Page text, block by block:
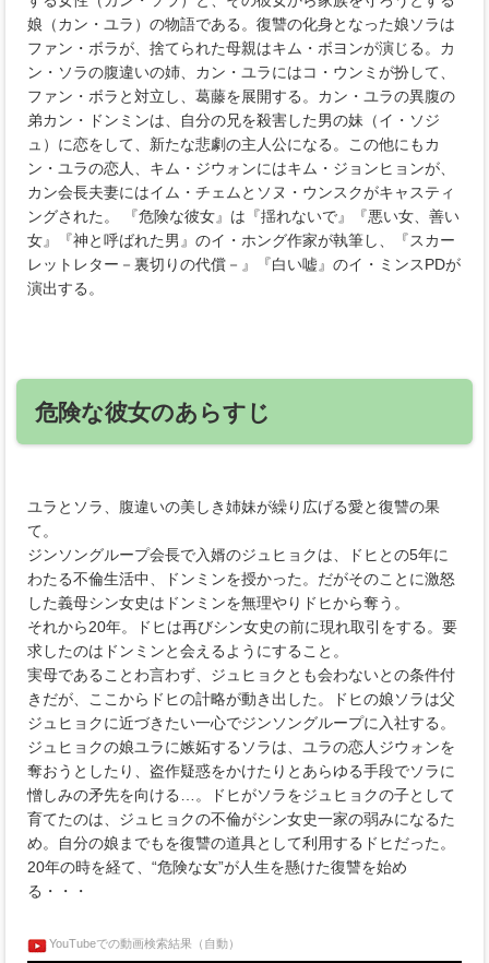
娘（カン・ユラ）の物語である。復讐の化身となった娘ソラは
ファン・ボラが、捨てられた母親はキム・ボヨンが演じる。カ
ン・ソラの腹違いの姉、カン・ユラにはコ・ウンミが扮して、
ファン・ボラと対立し、葛藤を展開する。カン・ユラの異腹の
弟カン・ドンミンは、自分の兄を殺害した男の妹（イ・ソジ
ュ）に恋をして、新たな悲劇の主人公になる。この他にもカ
ン・ユラの恋人、キム・ジウォンにはキム・ジョンヒョンが、
カン会長夫妻にはイム・チェムとソヌ・ウンスクがキャスティ
ングされた。 『危険な彼女』は『揺れないで』『悪い女、善い
女』『神と呼ばれた男』のイ・ホング作家が執筆し、『スカー
レットレター－裏切りの代償－』『白い嘘』のイ・ミンスPDが
演出する。
危険な彼女のあらすじ
ユラとソラ、腹違いの美しき姉妹が繰り広げる愛と復讐の果
て。
ジンソングループ会長で入婿のジュヒョクは、ドヒとの5年に
わたる不倫生活中、ドンミンを授かった。だがそのことに激怒
した義母シン女史はドンミンを無理やりドヒから奪う。
それから20年。ドヒは再びシン女史の前に現れ取引をする。要
求したのはドンミンと会えるようにすること。
実母であることわ言わず、ジュヒョクとも会わないとの条件付
きだが、ここからドヒの計略が動き出した。ドヒの娘ソラは父
ジュヒョクに近づきたい一心でジンソングループに入社する。
ジュヒョクの娘ユラに嫉妬するソラは、ユラの恋人ジウォンを
奪おうとしたり、盗作疑惑をかけたりとあらゆる手段でソラに
憎しみの矛先を向ける…。ドヒがソラをジュヒョクの子として
育てたのは、ジュヒョクの不倫がシン女史一家の弱みになるた
め。自分の娘までもを復讐の道具として利用するドヒだった。
20年の時を経て、“危険な女”が人生を懸けた復讐を始め
る・・・
YouTubeでの動画検索結果（自動）